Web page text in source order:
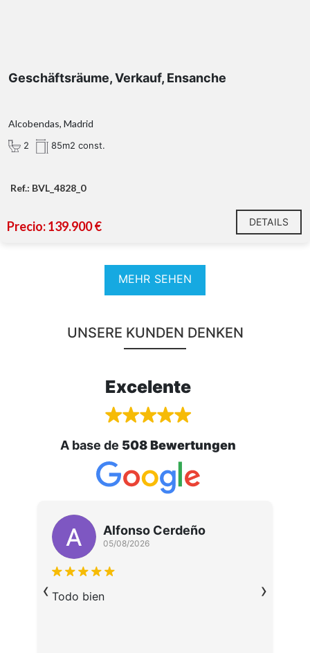
Geschäftsräume, Verkauf, Ensanche
Alcobendas, Madrid
2 85m2 const.
Ref.: BVL_4828_0
Precio: 139.900 € DETAILS
MEHR SEHEN
UNSERE KUNDEN DENKEN
Excelente
A base de 508 Bewertungen
‹
Alfonso Cerdeño
05/08/2026
Todo bien ›